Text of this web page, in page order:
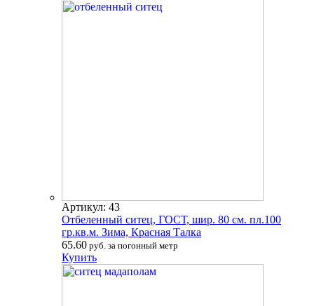
Артикул: 43
Отбеленный ситец, ГОСТ, шир. 80 см. пл.100
гр.кв.м. Зима, Красная Талка
65.60 руб. за погонный метр
Купить